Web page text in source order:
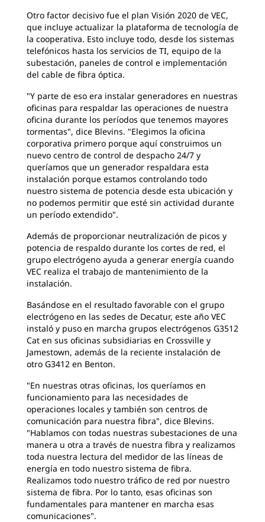
Otro factor decisivo fue el plan Visión 2020 de VEC,
que incluye actualizar la plataforma de tecnología de
la cooperativa. Esto incluye todo, desde los sistemas
telefónicos hasta los servicios de TI, equipo de la
subestación, paneles de control e implementación
del cable de fibra óptica.
"Y parte de eso era instalar generadores en nuestras
oficinas para respaldar las operaciones de nuestra
oficina durante los períodos que tenemos mayores
tormentas", dice Blevins. "Elegimos la oficina
corporativa primero porque aquí construimos un
nuevo centro de control de despacho 24/7 y
queríamos que un generador respaldara esta
instalación porque estamos controlando todo
nuestro sistema de potencia desde esta ubicación y
no podemos permitir que esté sin actividad durante
un período extendido".
Además de proporcionar neutralización de picos y
potencia de respaldo durante los cortes de red, el
grupo electrógeno ayuda a generar energía cuando
VEC realiza el trabajo de mantenimiento de la
instalación.
Basándose en el resultado favorable con el grupo
electrógeno en las sedes de Decatur, este año VEC
instaló y puso en marcha grupos electrógenos G3512
Cat en sus oficinas subsidiarias en Crossville y
Jamestown, además de la reciente instalación de
otro G3412 en Benton.
"En nuestras otras oficinas, los queríamos en
funcionamiento para las necesidades de
operaciones locales y también son centros de
comunicación para nuestra fibra", dice Blevins.
"Hablamos con todas nuestras subestaciones de una
manera u otra a través de nuestra fibra y realizamos
toda nuestra lectura del medidor de las líneas de
energía en todo nuestro sistema de fibra.
Realizamos todo nuestro tráfico de red por nuestro
sistema de fibra. Por lo tanto, esas oficinas son
fundamentales para mantener en marcha esas
comunicaciones".